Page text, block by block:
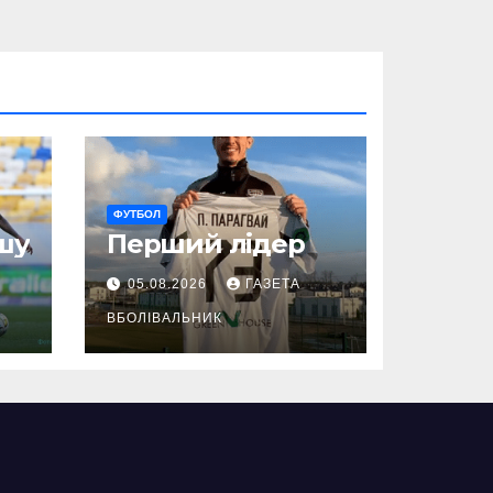
ФУТБОЛ
Перший лідер
05.08.2026 ГАЗЕТА
ВБОЛІВАЛЬНИК